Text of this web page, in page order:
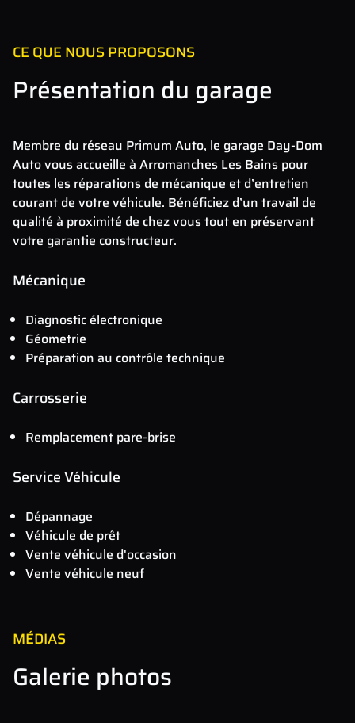
CE QUE NOUS PROPOSONS
Présentation du garage
Membre du réseau Primum Auto, le garage Day-Dom
Auto vous accueille à Arromanches Les Bains pour
toutes les réparations de mécanique et d’entretien
courant de votre véhicule. Bénéficiez d’un travail de
qualité à proximité de chez vous tout en préservant
votre garantie constructeur.
Mécanique
Diagnostic électronique
Géometrie
Préparation au contrôle technique
Carrosserie
Remplacement pare-brise
Service Véhicule
Dépannage
Véhicule de prêt
Vente véhicule d'occasion
Vente véhicule neuf
MÉDIAS
Galerie photos